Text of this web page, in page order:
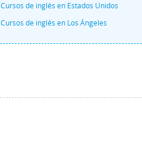
Cursos de inglés en Estados Unidos
Cursos de inglés en Los Ángeles